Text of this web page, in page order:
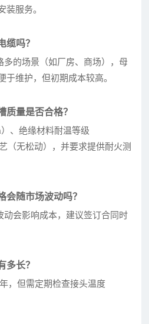
装服务。
缆吗？
的场景（如厂房、商场），母
于维护，但初期成本较高。
质量是否合格？
、绝缘材料耐温等级
（无松动），并要求提供耐火测
会随市场波动吗？
动会影响成本，建议签订合同时
多长？
，但需定期检查接头温度